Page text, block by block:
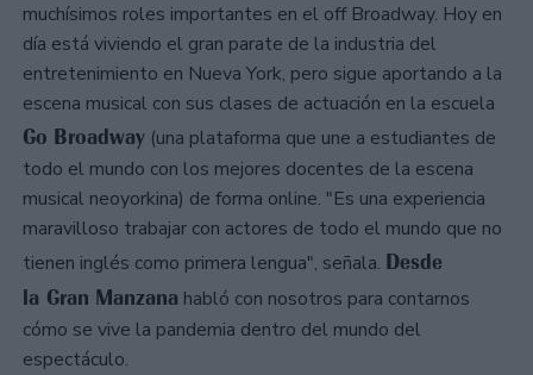
muchísimos roles importantes en el off Broadway. Hoy en
día está viviendo el gran parate de la industria del
entretenimiento en Nueva York, pero sigue aportando a la
escena musical con sus clases de actuación en la escuela
Go Broadway (una plataforma que une a estudiantes de
todo el mundo con los mejores docentes de la escena
musical neoyorkina) de forma online. "Es una experiencia
maravilloso trabajar con actores de todo el mundo que no
tienen inglés como primera lengua", señala. Desde
la Gran Manzana habló con nosotros para contarnos
cómo se vive la pandemia dentro del mundo del
espectáculo.